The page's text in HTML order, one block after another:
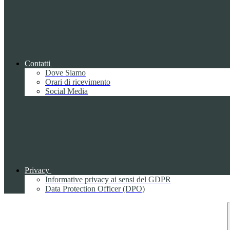
Contatti
Dove Siamo
Orari di ricevimento
Social Media
Privacy
Informative privacy ai sensi del GDPR
Data Protection Officer (DPO)